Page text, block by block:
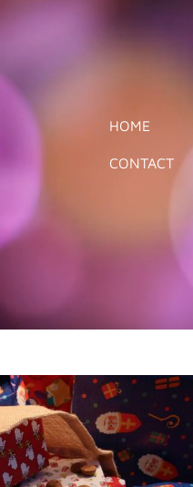
HOME
CONTACT